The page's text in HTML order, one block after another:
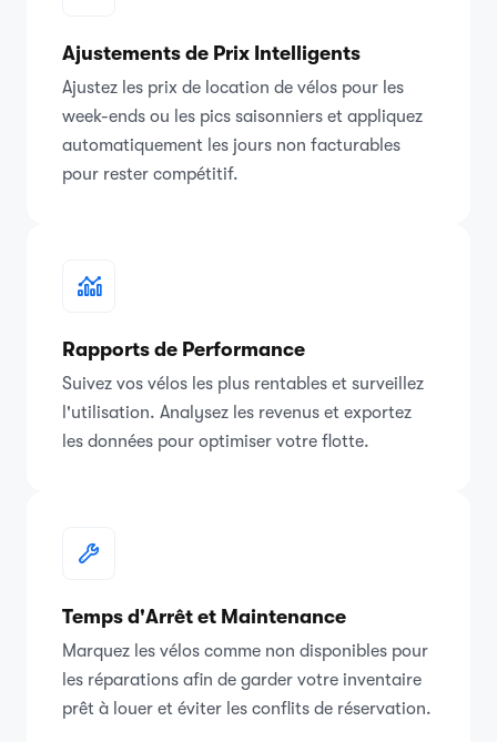
Ajustements de Prix Intelligents
Ajustez les prix de location de vélos pour les
week-ends ou les pics saisonniers et appliquez
automatiquement les jours non facturables
pour rester compétitif.
Rapports de Performance
Suivez vos vélos les plus rentables et surveillez
l'utilisation. Analysez les revenus et exportez
les données pour optimiser votre flotte.
Temps d'Arrêt et Maintenance
Marquez les vélos comme non disponibles pour
les réparations afin de garder votre inventaire
prêt à louer et éviter les conflits de réservation.